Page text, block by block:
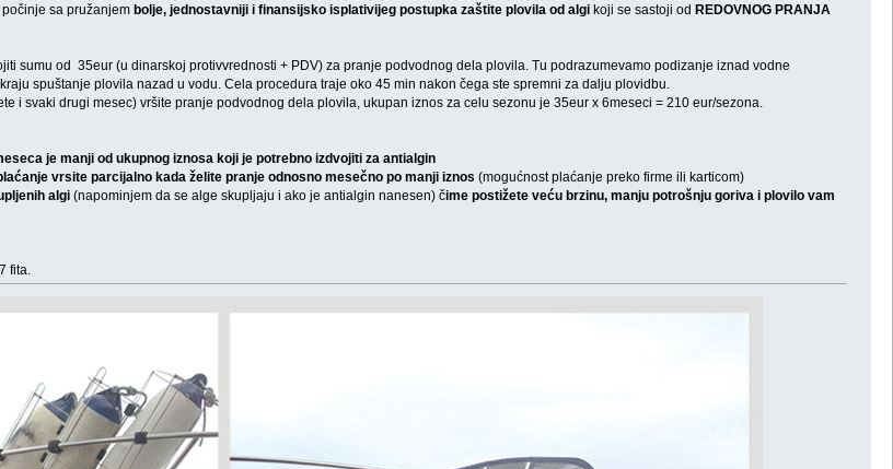
sa pružanjem bolje, jednostavniji i finansijsko isplativijeg postupka zaštite plovila od algikoji se sastoji od REDOVNOG PRANJA
sumu od 35eur (u dinarskoj protivvrednosti + PDV) za pranje podvodnog dela plovila. Tu podrazumevamo podizanje iznad vodne
spuštanje plovila nazad u vodu. Cela procedura traje oko 45 min nakon čega ste spremni za dalju plovidbu.
i svaki drugi mesec) vršite pranje podvodnog dela plovila, ukupan iznos za celu sezonu je 35eur x 6meseci = 210 eur/sezona.
je manji od ukupnog iznosa koji je potrebno izdvojiti za antialgin
vrsite parcijalno kada želite pranje odnosno mesečno po manji iznos (mogućnost plaćanje preko firme ili karticom)
algi (napominjem da se alge skupljaju i ako je antialgin nanesen) čime postižete veću brzinu, manju potrošnju goriva i plovilo vam
fita.